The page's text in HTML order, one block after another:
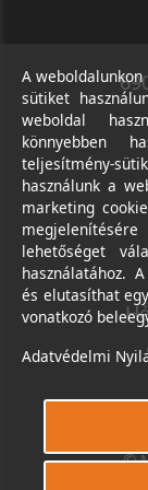
©
A
sütiket
weboldal
könnyebben
teljesítmény-
használunk a
marketing
lehetőséget
használatához.
és elutasíthat
vonatkozó
Adatvédelmi